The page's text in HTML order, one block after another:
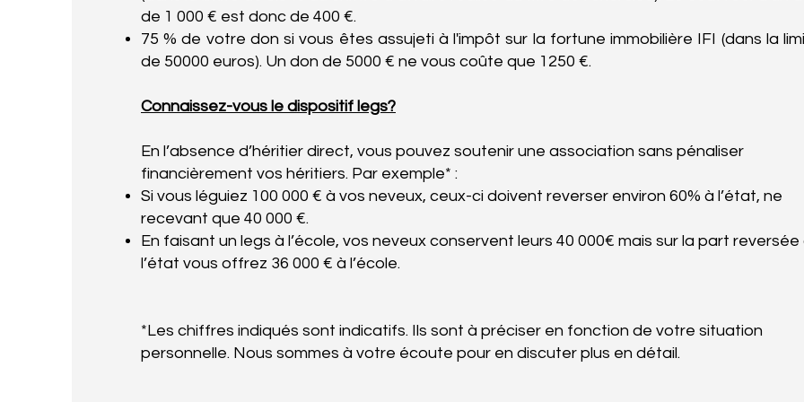
de 1 000 € est donc de 400 €.
75 % de votre don si vous êtes assujeti à l'impôt sur la fortune immobilière IFI (dans la
de 50000 euros). Un don de 5000 € ne vous coûte que 1250 €.
Connaissez-vous le dispositif legs?
En l’absence d’héritier direct, vous pouvez soutenir une association sans pénaliser
financièrement vos héritiers. Par exemple* :
Si vous léguiez 100 000 € à vos neveux, ceux-ci doivent reverser environ 60% à l’état, ne
recevant que 40 000 €.
En faisant un legs à l’école, vos neveux conservent leurs 40 000€ mais sur la part reversée
l’état vous offrez 36 000 € à l’école.
*Les chiffres indiqués sont indicatifs. Ils sont à préciser en fonction de votre situation
personnelle. Nous sommes à votre écoute pour en discuter plus en détail.